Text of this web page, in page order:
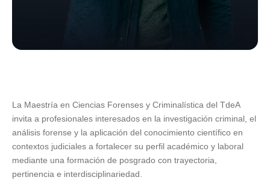
La Maestría en Ciencias Forenses y Criminalística del TdeA
invita a profesionales interesados en la investigación criminal, el
análisis forense y la aplicación del conocimiento científico en
contextos judiciales a fortalecer su perfil académico y laboral
mediante una formación de posgrado con trayectoria,
pertinencia e interdisciplinariedad.